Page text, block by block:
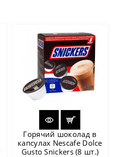
Горячий шоколад в
капсулах Nescafe Dolce
Gusto Snickers (8 шт.)